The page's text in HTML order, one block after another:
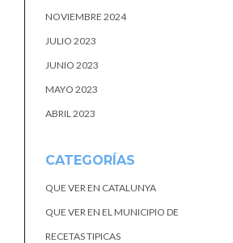
NOVIEMBRE 2024
JULIO 2023
JUNIO 2023
MAYO 2023
ABRIL 2023
CATEGORÍAS
QUE VER EN CATALUNYA
QUE VER EN EL MUNICIPIO DE
RECETAS TIPICAS